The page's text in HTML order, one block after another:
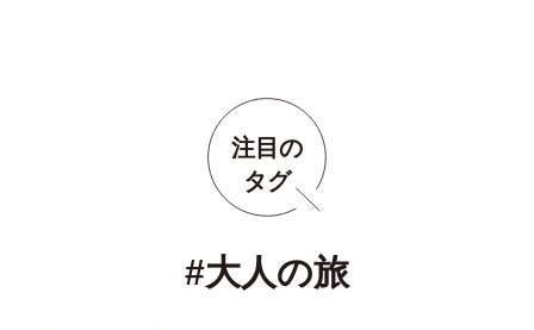
注目の
タグ
#大人の旅